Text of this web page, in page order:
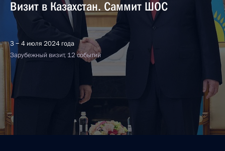
Визит в Казахстан. Саммит ШОС
3 − 4 июля 2024 года
Зарубежный визит, 12 событий